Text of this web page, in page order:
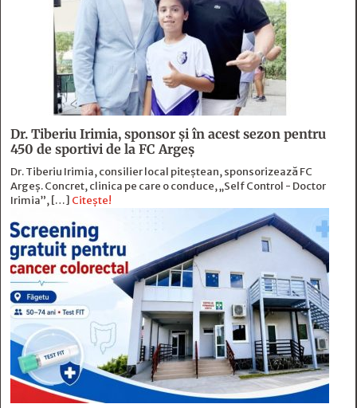
Dr. Tiberiu Irimia, sponsor şi în acest sezon pentru
450 de sportivi de la FC Argeş
Dr. Tiberiu Irimia, consilier local piteștean, sponsorizează FC
Argeș. Concret, clinica pe care o conduce, „Self Control - Doctor
Irimia”, […] Citește!